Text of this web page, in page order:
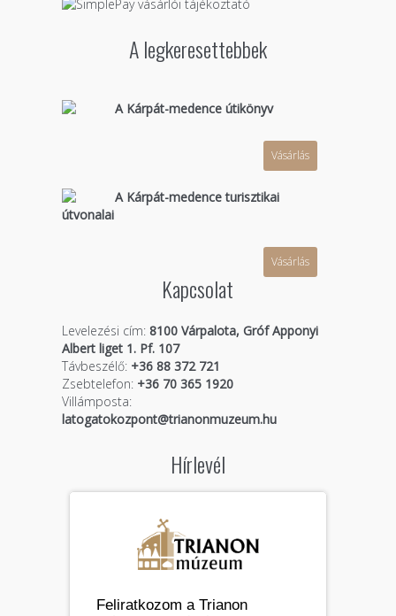
A legkeresettebbek
A Kárpát-medence útikönyv
Vásárlás
A Kárpát-medence turisztikai
útvonalai
Vásárlás
Kapcsolat
Levelezési cím: 8100 Várpalota, Gróf Apponyi
Albert liget 1. Pf. 107
Távbeszélő:+36 88 372 721
Zsebtelefon:+36 70 365 1920
Villámposta:
latogatokozpont@trianonmuzeum.hu
Hírlevél